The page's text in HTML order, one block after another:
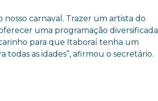
carnaval. Trazer um artista do
uma programação diversificada
para que Itaboraí tenha um
as idades”, afirmou o secretário.